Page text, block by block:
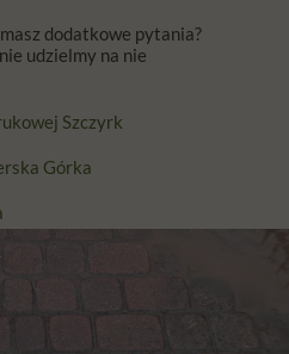
dodatkowe pytania?
udzielmy na nie
Szczyrk
Górka